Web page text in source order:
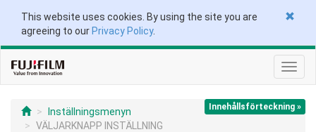
This website uses cookies. By using the site you are
agreeing to our Privacy Policy.
Växla
Innehållsförteckning »
Inställningsmenyn
VÄLJARKNAPP INSTÄLLNING